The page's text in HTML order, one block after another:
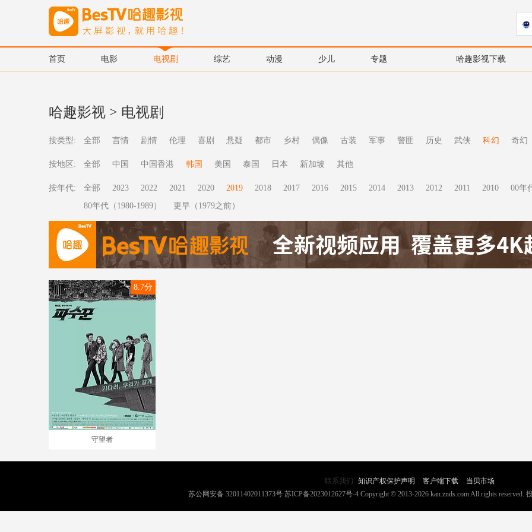
首页 电影 电视剧 综艺 动漫 少儿 专题 哈趣影视下载
哈趣影视 > 电视剧
按类型: 全部 言情 剧情 伦理 喜剧 悬疑 都市 乡村 偶像 古装 军事 警匪 历史 武侠 科幻 奇幻
按地区: 全部 中国 中国香港 韩国 美国 泰国 日本 新加坡 其他
按年代: 全部 2023 2022 2021 2020 2019 2018 2017 2016 2015 2014 2013 2012 2011 2010 00年
80年代（1980-1989）
更早（1979之前）
守望者
8.7分
联系我们 知识产权保护声明 客户端下载
当贝市场
苏公网安备 32011402011373号 苏ICP备2023012627号-4Copyright © 2013-2026 kan.znds.com All rights reserved.